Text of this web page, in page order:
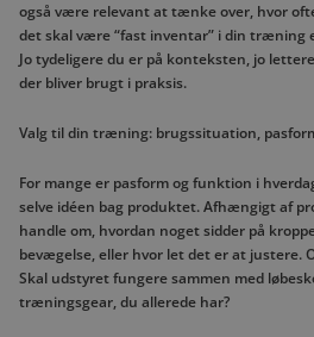
også være relevant at tænke over, hvor
det skal være “fast inventar” i din træning
Jo tydeligere du er på konteksten, jo
der bliver brugt i praksis.
Valg til din træning: brugssituation,
For mange er pasform og funktion i
selve idéen bag produktet. Afhængigt af
handle om, hvordan noget sidder på
bevægelse, eller hvor let det er at justere.
Skal udstyret fungere sammen med
træningsgear, du allerede har?